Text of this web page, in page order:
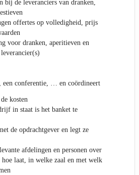
bij de leveranciers van dranken,
offertes op volledigheid, prijs
voor dranken, aperitieven en
een conferentie, … en coördineert
kosten
in staat is het banket te
de opdrachtgever en legt ze
afdelingen en personen over
hoe laat, in welke zaal en met welk